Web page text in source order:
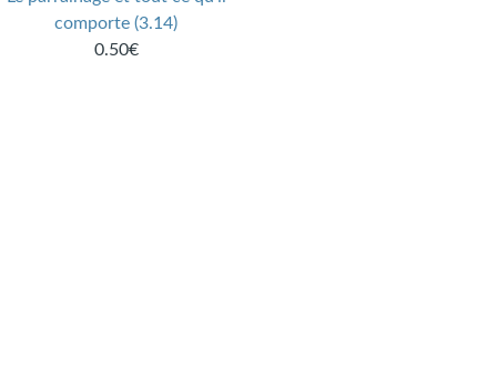
comporte (3.14)
0.50€